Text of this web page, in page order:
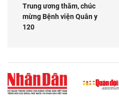
Trung ương thăm, chúc
mừng Bệnh viện Quân y
120